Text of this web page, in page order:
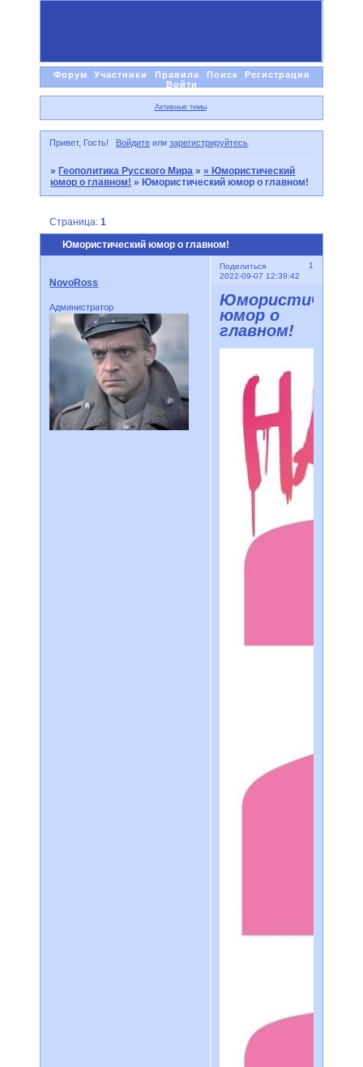
Форум Участники Правила Поиск
Регистрация
Войти
Активные темы
Привет, Гость! Войдитеили зарегистрируйтесь.
»Геополитика Русского Мира »» Юмористический
юмор о главном! »Юмористический юмор о главном!
Юмористический юмор о главном!
Страница:1
Поделиться
1
2022-09-07 12:39:42
NovoRoss
Администратор
юмор о
главном!